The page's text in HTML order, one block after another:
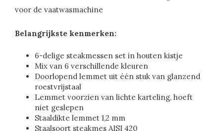
voor de vaatwasmachine
Belangrijkste kenmerken:
6-delige steakmessen set in houten kistje
Mix van 6 verschillende kleuren
Doorlopend lemmet uit één stuk van glanzend
roestvrijstaal
Lemmet voorzien van lichte karteling, hoeft
niet geslepen
Staaldikte lemmet 1,2 mm
Staalsoort steakmes AISI 420